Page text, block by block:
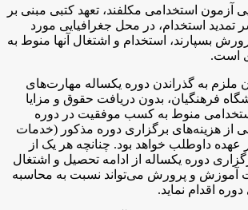
آزمون استخدامی مکلفند، تعهد کتبی مبنی بر
تمدید استخدام، در محل جغرافیایی مورد
بسپارند، استخدام و اشتغال آنها منوط به
است.
ملزم به گذراندن دوره یکساله مهارت‌های
فرهنگیان، بدون دریافت حقوق و مزایا
منوط به کسب موفقیت در دوره
هزینه‌های برگزاری دوره مذکور (خدمات
داوطلب خواهد بود. چنانچه هر یک از
دوره یکساله از ادامه تحصیل و اشتغال
آموزش و پرورش می‌تواند نسبت به محاسبه
اقدام نماید.